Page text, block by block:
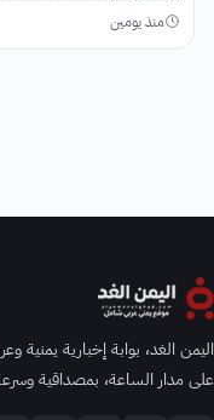
منذ يومين
اليمن الغد، بوابة إخبارية يمنية
على مدار الساعة، بمصداقية